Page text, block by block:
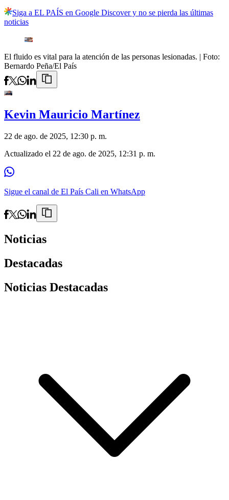
Siga a EL PAÍS en Google Discover y no se pierda las últimas
noticias
El fluido es vital para la atención de las personas lesionadas. | Foto:
Bernardo Peña/El País
Kevin Mauricio Martínez
22 de ago. de 2025, 12:30 p. m.
Actualizado el 22 de ago. de 2025, 12:31 p. m.
Sigue el canal de El País Cali en WhatsApp
Noticias
Destacadas
Noticias Destacadas